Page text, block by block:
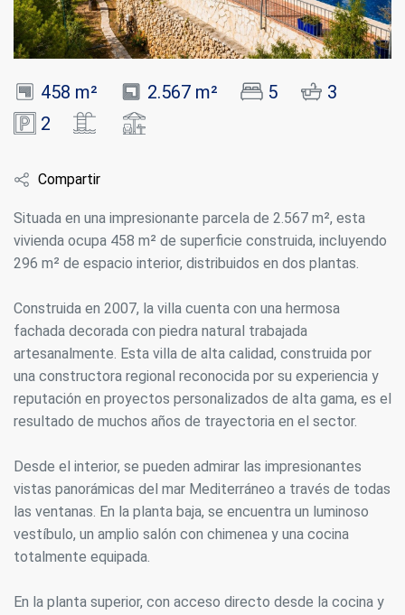
458 m² 2.567 m² 5
3
2
Compartir
Situada en una impresionante parcela de 2.567 m², esta
vivienda ocupa 458 m² de superficie construida, incluyendo
296 m² de espacio interior, distribuidos en dos plantas.
Construida en 2007, la villa cuenta con una hermosa
fachada decorada con piedra natural trabajada
artesanalmente. Esta villa de alta calidad, construida por
una constructora regional reconocida por su experiencia y
reputación en proyectos personalizados de alta gama, es el
resultado de muchos años de trayectoria en el sector.
Desde el interior, se pueden admirar las impresionantes
vistas panorámicas del mar Mediterráneo a través de todas
las ventanas. En la planta baja, se encuentra un luminoso
vestíbulo, un amplio salón con chimenea y una cocina
totalmente equipada.
En la planta superior, con acceso directo desde la cocina y